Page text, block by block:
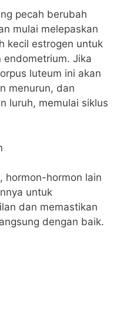
pecah berubah
mulai melepaskan
kecil estrogen untuk
endometrium. Jika
luteum ini akan
menurun, dan
luruh, memulai siklus
hormon-hormon lain
untuk
dan memastikan
dengan baik.